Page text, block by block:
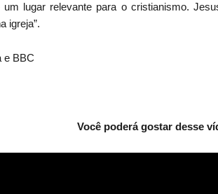
lugar relevante para o cristianismo.
igreja”.
e BBC
Você poderá gostar desse